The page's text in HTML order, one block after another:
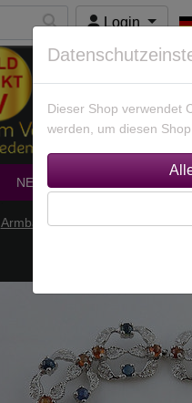
Login
NEU im Shop
Armbänder
Dieser Shop verwendet
werden, um diesen